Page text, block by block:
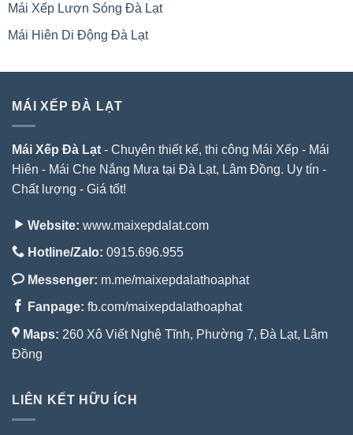
Mái Xếp Lượn Sóng Đà Lạt
Mái Hiên Di Động Đà Lạt
MÁI XẾP ĐÀ LẠT
Mái Xếp Đà Lạt - Chuyên thiết kế, thi công Mái Xếp - Mái
Hiên - Mái Che Nắng Mưa tại Đà Lạt, Lâm Đồng. Uy tín -
Chất lượng - Giá tốt!
Website: www.maixepdalat.com
Hotline/Zalo: 0915.696.955
Messenger: m.me/maixepdalathoaphat
Fanpage: fb.com/maixepdalathoaphat
Maps: 260 Xô Viết Nghệ Tĩnh, Phường 7, Đà Lạt, Lâm
Đồng
LIÊN KẾT HỮU ÍCH